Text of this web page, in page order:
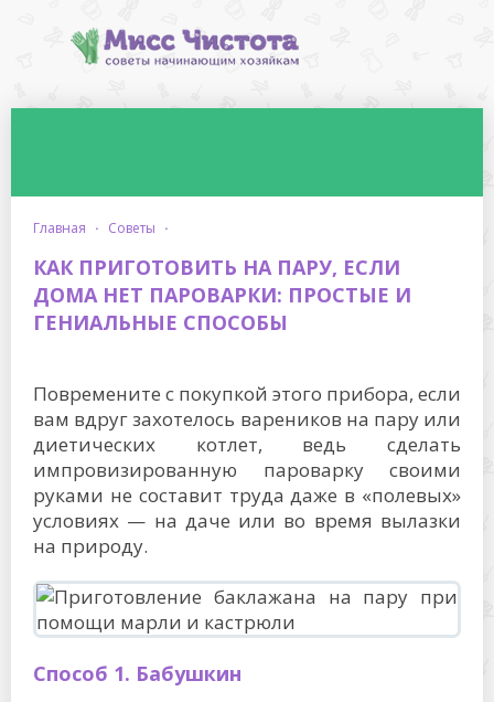
главная · советы ·
КАК ПРИГОТОВИТЬ НА ПАРУ, ЕСЛИ
ДОМА НЕТ ПАРОВАРКИ: ПРОСТЫЕ И
ГЕНИАЛЬНЫЕ СПОСОБЫ
Повремените с покупкой этого прибора, если
вам вдруг захотелось вареников на пару или
диетических котлет, ведь сделать
импровизированную пароварку своими
руками не составит труда даже в «полевых»
условиях — на даче или во время вылазки
на природу.
Способ 1. Бабушкин